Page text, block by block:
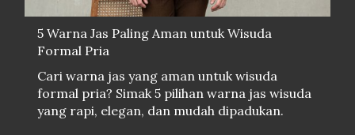
5 Warna Jas Paling Aman untuk Wisuda
Formal Pria
Cari warna jas yang aman untuk wisuda
formal pria? Simak 5 pilihan warna jas wisuda
yang rapi, elegan, dan mudah dipadukan.